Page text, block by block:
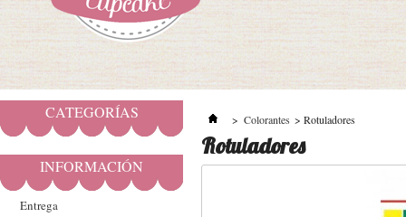
CATEGORÍAS
INFORMACIÓN
Entrega
> Colorantes > Rotuladores
Rotuladores